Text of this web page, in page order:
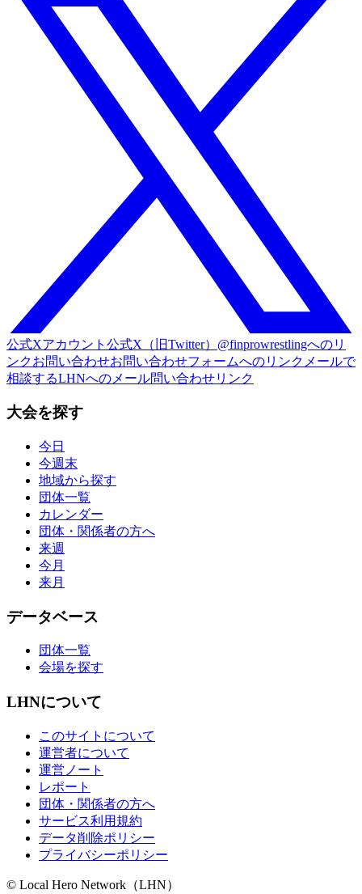
公式Xアカウント 公式X（旧Twitter）@finprowrestlingへのリ
ンクお問い合わせお問い合わせフォームへのリンク メールで
相談するLHNへのメール問い合わせリンク
大会を探す
今日
今週末
地域から探す
団体一覧
カレンダー
団体・関係者の方へ
来週
今月
来月
データベース
団体一覧
会場を探す
LHNについて
このサイトについて
運営者について
運営ノート
レポート
団体・関係者の方へ
サービス利用規約
データ削除ポリシー
プライバシーポリシー
© Local Hero Network（LHN）